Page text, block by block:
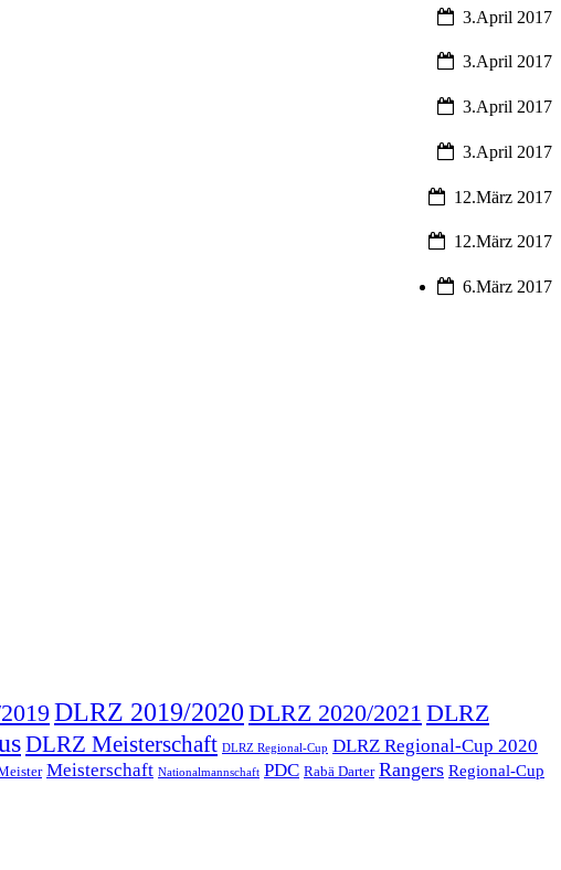
3.April 2017
3.April 2017
3.April 2017
3.April 2017
12.März 2017
12.März 2017
6.März 2017
DLRZ 2019/2020 DLRZ 2020/2021 DLRZ
DLRZ Meisterschaft DLRZ Regional-Cup DLRZ Regional-Cup 2020
Meisterschaft Nationalmannschaft PDC Rabä Darter Rangers Regional-Cup